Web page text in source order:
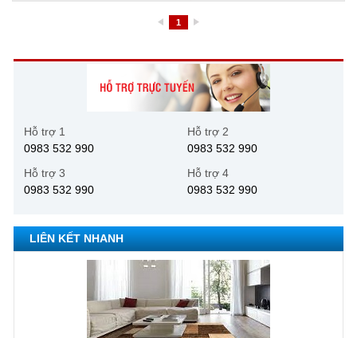
1
Hỗ trợ 1
0983 532 990
Hỗ trợ 2
0983 532 990
Hỗ trợ 3
0983 532 990
Hỗ trợ 4
0983 532 990
LIÊN KẾT NHANH